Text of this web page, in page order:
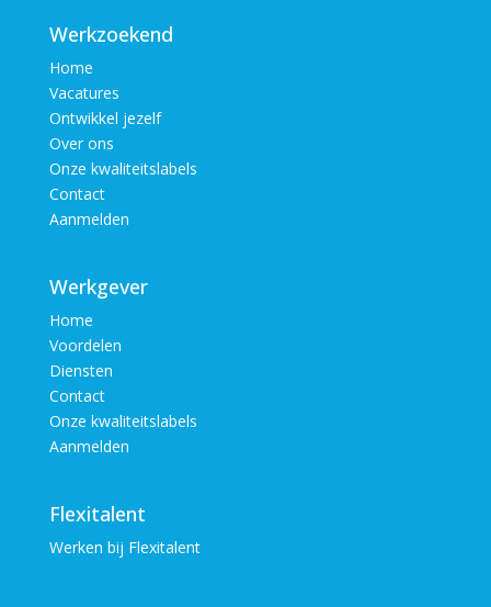
Werkzoekend
Home
Vacatures
Ontwikkel jezelf
Over ons
Onze kwaliteitslabels
Contact
Aanmelden
Werkgever
Home
Voordelen
Diensten
Contact
Onze kwaliteitslabels
Aanmelden
Flexitalent
Werken bij Flexitalent